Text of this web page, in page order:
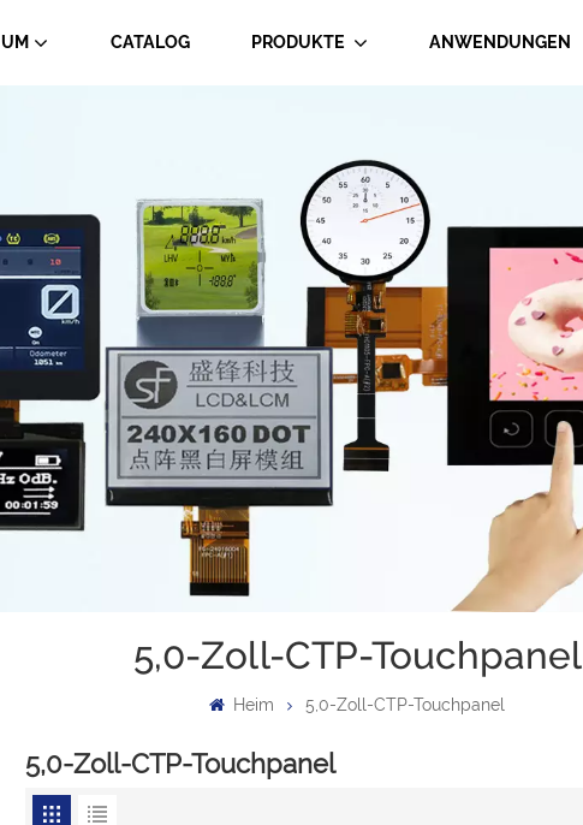
UM CATALOG PRODUKTE ANWENDUNGEN
5,0-Zoll-CTP-Touchpanel
Heim 5,0-Zoll-CTP-Touchpanel
5,0-Zoll-CTP-Touchpanel